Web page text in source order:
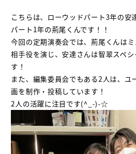
こちらは、ローウッドパート3年の安
パート1年の荊尾くんです！！
今回の定期演奏会では、荊尾くんは
相手役を演じ、安達さんは智翠スペ
す！
また、編集委員会でもある2人は、ユ
画を制作・投稿しています！
2人の活躍に注目です(^_-)-☆